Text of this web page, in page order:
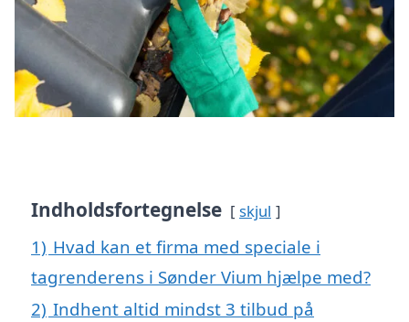
Indholdsfortegnelse skjul
1) Hvad kan et firma med speciale i
tagrenderens i Sønder Vium hjælpe med?
2) Indhent altid mindst 3 tilbud på